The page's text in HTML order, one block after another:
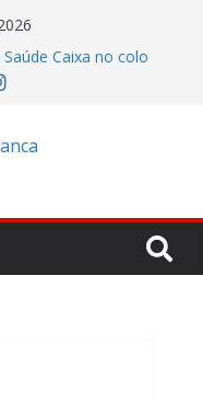
Caixa no colo
rejeição na mesa
e garante
econômico e
da Fenaban